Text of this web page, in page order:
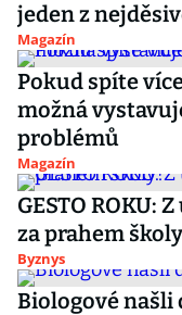
jeden z
Magazín
Pokud spíte
možná
problémů
Magazín
GESTO ROKU:
za prahem
Byznys
Biologové našli